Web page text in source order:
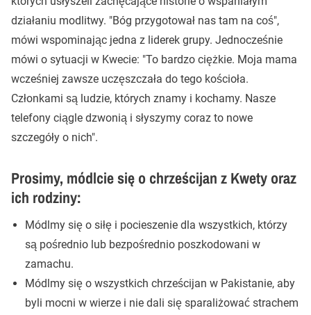
działaniu modlitwy. "Bóg przygotował nas tam na coś",
mówi wspominając jedna z liderek grupy. Jednocześnie
mówi o sytuacji w Kwecie: "To bardzo ciężkie. Moja mama
wcześniej zawsze uczęszczała do tego kościoła.
Członkami są ludzie, których znamy i kochamy. Nasze
telefony ciągle dzwonią i słyszymy coraz to nowe
szczegóły o nich".
Prosimy, módlcie się o chrześcijan z Kwety oraz
ich rodziny:
Módlmy się o siłę i pocieszenie dla wszystkich, którzy
są pośrednio lub bezpośrednio poszkodowani w
zamachu.
Módlmy się o wszystkich chrześcijan w Pakistanie, aby
byli mocni w wierze i nie dali się sparaliżować strachem